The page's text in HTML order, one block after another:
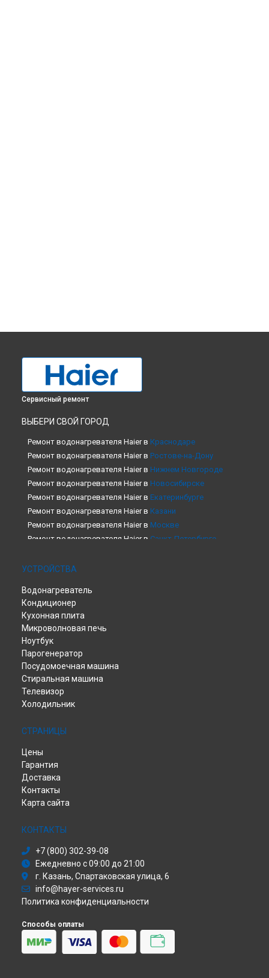
Сервисный ремонт
ВЫБЕРИ СВОЙ ГОРОД
Ремонт водонагревателя Haier в Краснодаре
Ремонт водонагревателя Haier в Ростове-на-Дону
Ремонт водонагревателя Haier в Нижнем Новгороде
Ремонт водонагревателя Haier в Новосибирске
Ремонт водонагревателя Haier в Екатеринбурге
Ремонт водонагревателя Haier в Казани
Ремонт водонагревателя Haier в Москве
Ремонт водонагревателя Haier в Санкт-Петербурге
УСТРОЙСТВА
Водонагреватель
Кондиционер
Кухонная плита
Микроволновая печь
Ноутбук
Парогенератор
Посудомоечная машина
Стиральная машина
Телевизор
Холодильник
СТРАНИЦЫ
Цены
Гарантия
Доставка
Контакты
Карта сайта
КОНТАКТЫ
+7 (800) 302-39-08
Ежедневно с 09:00 до 21:00
г. Казань, Спартаковская улица, 6
info@hayer-services.ru
Политика конфиденциальности
Способы оплаты